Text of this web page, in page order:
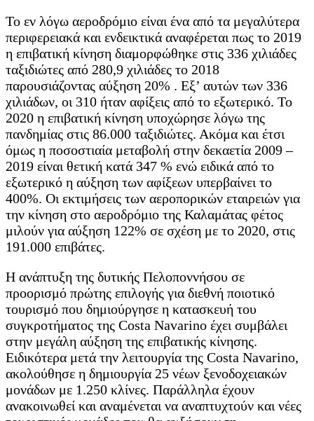
Το εν λόγω αεροδρόμιο είναι ένα από τα μεγαλύτερα
περιφερειακά και ενδεικτικά αναφέρεται πως το 2019
η επιβατική κίνηση διαμορφώθηκε στις 336 χιλιάδες
ταξιδιώτες από 280,9 χιλιάδες το 2018
παρουσιάζοντας αύξηση 20% . Εξ’ αυτών των 336
χιλιάδων, οι 310 ήταν αφίξεις από το εξωτερικό. Το
2020 η επιβατική κίνηση υποχώρησε λόγω της
πανδημίας στις 86.000 ταξιδιώτες. Ακόμα και έτσι
όμως η ποσοστιαία μεταβολή στην δεκαετία 2009 –
2019 είναι θετική κατά 347 % ενώ ειδικά από το
εξωτερικό η αύξηση των αφίξεων υπερβαίνει το
400%. Οι εκτιμήσεις των αεροπορικών εταιρειών για
την κίνηση στο αεροδρόμιο της Καλαμάτας φέτος
μιλούν για αύξηση 122% σε σχέση με το 2020, στις
191.000 επιβάτες.
Η ανάπτυξη της δυτικής Πελοποννήσου σε
προορισμό πρώτης επιλογής για διεθνή ποιοτικό
τουρισμό που δημιούργησε η κατασκευή του
συγκροτήματος της Costa Navarino έχει συμβάλει
στην μεγάλη αύξηση της επιβατικής κίνησης.
Ειδικότερα μετά την λειτουργία της Costa Navarino,
ακολούθησε η δημιουργία 25 νέων ξενοδοχειακών
μονάδων με 1.250 κλίνες. Παράλληλα έχουν
ανακοινωθεί και αναμένεται να αναπτυχτούν και νέες